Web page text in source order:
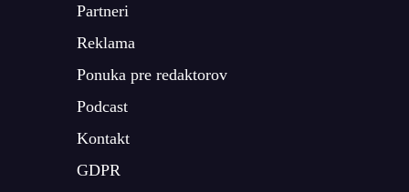
Partneri
Reklama
Ponuka pre redaktorov
Podcast
Kontakt
GDPR